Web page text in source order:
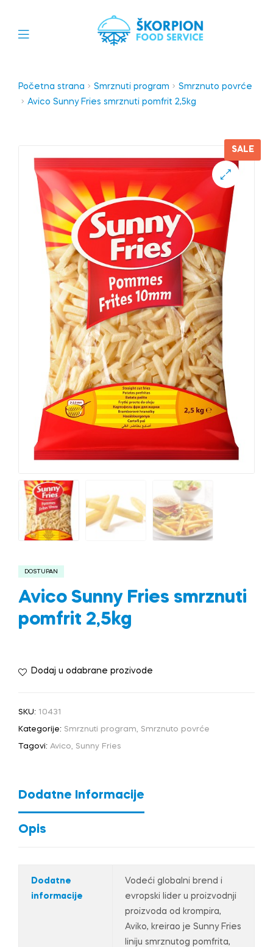
Početna strana Smrznuti program
Smrznuto povrće
Avico Sunny Fries smrznuti pomfrit 2,5kg
SALE
DOSTUPAN
Avico Sunny Fries smrznuti
pomfrit 2,5kg
Dodaj u odabrane prozivode
SKU: 10431
Kategorije: Smrznuti program, Smrznuto povrće
Tagovi: Avico, Sunny Fries
Dodatne Informacije
Opis
Dodatne
informacije
Vodeći globalni brend i
evropski lider u proizvodnji
proizvoda od krompira,
Aviko, kreirao je Sunny Fries
liniju smrznutog pomfrita,